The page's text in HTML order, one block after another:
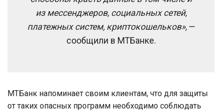
из мессенджеров, социальных сетей,
платежных систем, криптокошельков»,—
сообщили в МТБанке.
МТБанк напоминает своим клиентам, что для защиты
от таких опасных программ необходимо соблюдать